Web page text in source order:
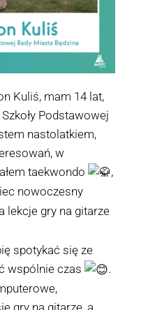
Kuliś, mam 14 lat,
Szkoły Podstawowej
nastolatkiem,
w
taekwondo
,
nowoczesny
lekcje gry na gitarze
spotykać się ze
wspólnie czas
.